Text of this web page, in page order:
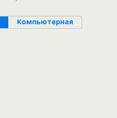
Компьютерная